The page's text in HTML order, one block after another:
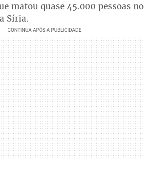
matou quase 45.000 pessoas no
Síria.